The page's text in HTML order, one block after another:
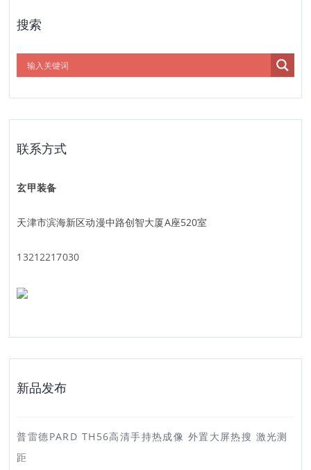
搜索
联系方式
玄甲装备
天津市滨海新区动漫中路创智大厦A座520室
13212217030
新品发布
普雷德PARD TH56高清手持热成像 外置大屏热搜 激光测
距